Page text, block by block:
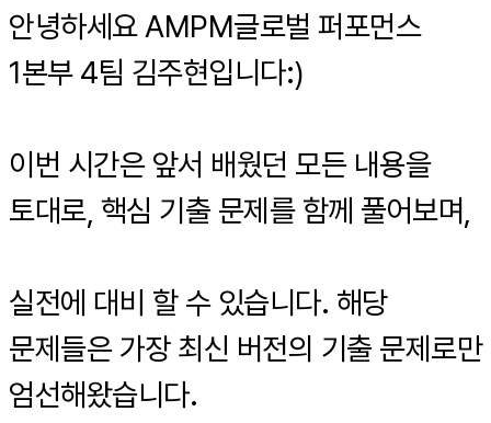
안녕하세요 AMPM글로벌 퍼포먼스
1본부 4팀 김주현입니다:)
이번 시간은 앞서 배웠던 모든 내용을
토대로, 핵심 기출 문제를 함께 풀어보며,
실전에 대비 할 수 있습니다. 해당
문제들은 가장 최신 버전의 기출 문제로만
엄선해왔습니다.